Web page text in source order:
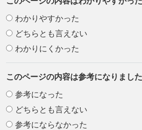
わかりやすかった
どちらとも言えない
わかりにくかった
このページの内容は参考になりまし
参考になった
どちらとも言えない
参考にならなかった